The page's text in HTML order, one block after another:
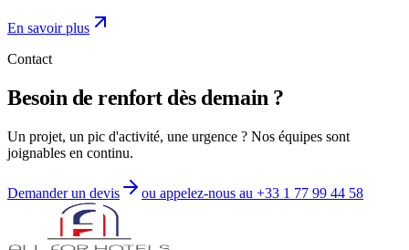
En savoir plus
Contact
Besoin de renfort dès demain ?
Un projet, un pic d'activité, une urgence ? Nos équipes sont
joignables en continu.
Demander un devis ou appelez-nous au +33 1 77 99 44 58